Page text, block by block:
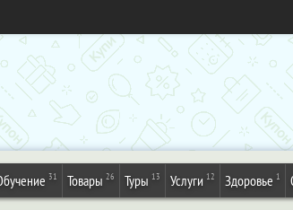
31 Товары 26 Туры 13 Услуги 12 Здоровье 1